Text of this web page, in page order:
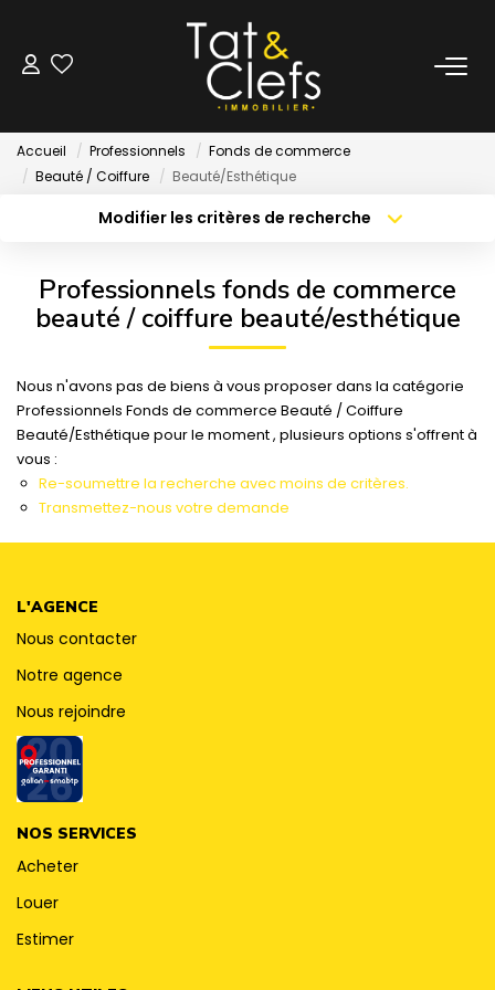
LOCATION
Nos Biens Loués
ESTIMATION
LOCAUX & BUREAUX
PARTENAIRE TRANSACTION
CONTACT
Accueil Professionnels
Fonds de commerce
Beauté / Coiffure
Beauté/Esthétique
Modifier les critères de recherche
Surface min Budget max
Professionnels fonds de commerce
beauté / coiffure beauté/esthétique
Nous n'avons pas de biens à vous proposer dans la catégorie
Professionnels Fonds de commerce Beauté / Coiffure
Beauté/Esthétique pour le moment , plusieurs options s'offrent à
vous :
Re-soumettre la recherche avec moins de critères.
Transmettez-nous votre demande
L'AGENCE
Nous contacter
Notre agence
Nous rejoindre
NOS SERVICES
Acheter
Louer
Estimer